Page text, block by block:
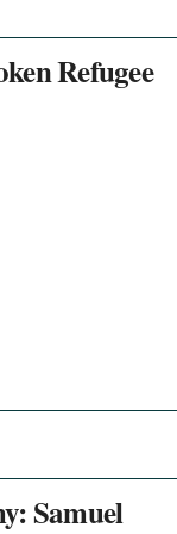
Refugee
Samuel